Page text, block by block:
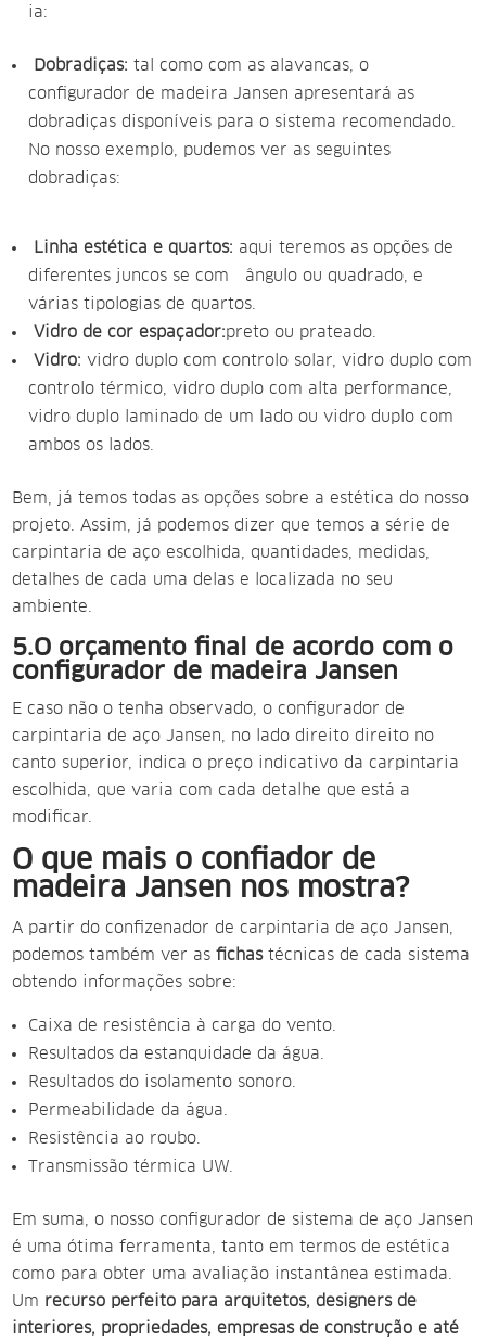
ia:
Dobradiças: tal como com as alavancas, o
configurador de madeira Jansen apresentará as
dobradiças disponíveis para o sistema recomendado.
No nosso exemplo, pudemos ver as seguintes
dobradiças:
Linha estética e quartos: aqui teremos as opções de
diferentes juncos se com ângulo ou quadrado, e
várias tipologias de quartos.
Vidro de cor espaçador:preto ou prateado.
Vidro: vidro duplo com controlo solar, vidro duplo com
controlo térmico, vidro duplo com alta performance,
vidro duplo laminado de um lado ou vidro duplo com
ambos os lados.
Bem, já temos todas as opções sobre a estética do nosso
projeto. Assim, já podemos dizer que temos a série de
carpintaria de aço escolhida, quantidades, medidas,
detalhes de cada uma delas e localizada no seu
ambiente.
5.O orçamento final de acordo com o
configurador de madeira Jansen
E caso não o tenha observado, o configurador de
carpintaria de aço Jansen, no lado direito direito no
canto superior, indica o preço indicativo da carpintaria
escolhida, que varia com cada detalhe que está a
modificar.
O que mais o confiador de
madeira Jansen nos mostra?
A partir do confizenador de carpintaria de aço Jansen,
podemos também ver as fichastécnicas de cada sistema
obtendo informações sobre:
Caixa de resistência à carga do vento.
Resultados da estanquidade da água.
Resultados do isolamento sonoro.
Permeabilidade da água.
Resistência ao roubo.
Transmissão térmica UW.
Em suma, o nosso configurador de sistema de aço Jansen
é uma ótima ferramenta, tanto em termos de estética
como para obter uma avaliação instantânea estimada.
Um recurso perfeito para arquitetos, designers de
interiores, propriedades, empresas de construção e até